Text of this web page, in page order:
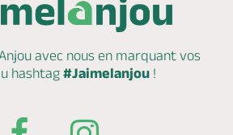
avec nous en marquantvos
hashtag#Jaimelanjou !